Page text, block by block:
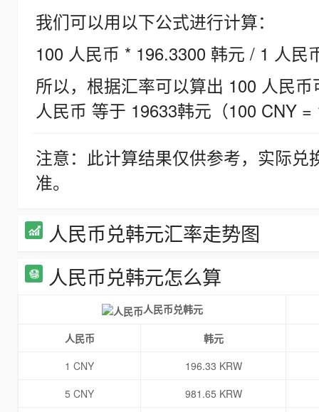
我们可以用以下公式进行计算：
100 人民币 * 196.3300 韩元 / 1 人民
所以，根据汇率可以算出 100 人民
人民币 等于 19633韩元（100 CNY =
注意：此计算结果仅供参考，实际
准。
人民币兑韩元汇率走势图
人民币兑韩元怎么算
人民币兑韩元
人民币
韩元
1 CNY
196.33 KRW
5 CNY
981.65 KRW